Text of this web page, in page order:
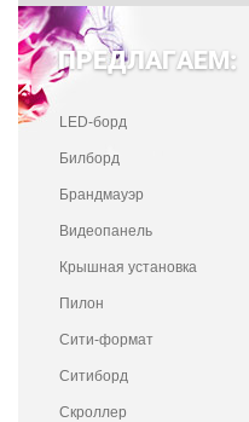
ПРЕДЛАГАЕМ:
LED-борд
Билборд
Брандмауэр
Видеопанель
Крышная установка
Пилон
Сити-формат
Ситиборд
Скроллер